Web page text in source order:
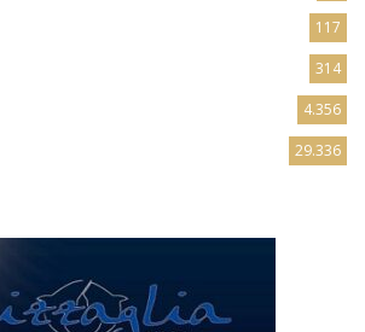
117
314
4.356
29.336